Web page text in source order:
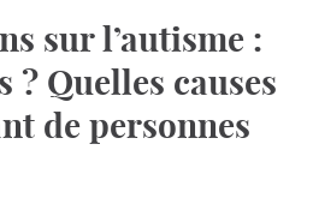
sur l’autisme :
? Quelles causes
de personnes